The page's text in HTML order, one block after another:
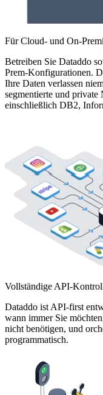
Für Cloud- und On-
Betreiben Sie Dataddo
Prem-Konfigurationen.
Ihre Daten verlassen
segmentierte und
einschließlich DB2,
Vollständige API-
Dataddo ist API-first
wann immer Sie
nicht benötigen, und
programmatisch.